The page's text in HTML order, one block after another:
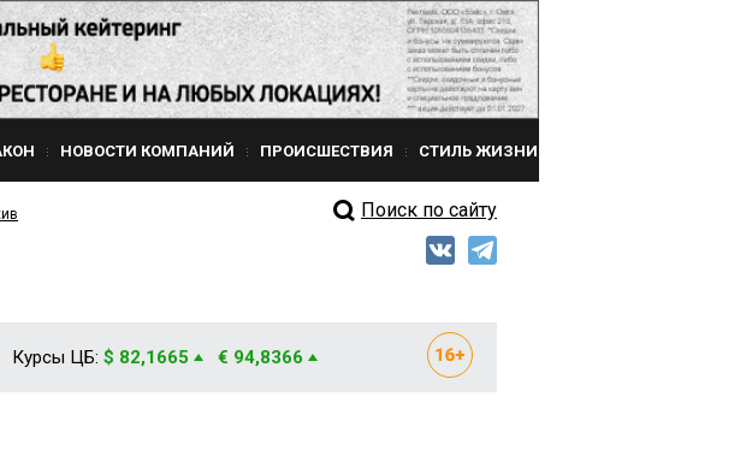
НОВОСТИ КОМПАНИЙ ПРОИСШЕСТВИЯ СТИЛЬ ЖИЗНИ
Поиск по сайту
Курсы ЦБ: $ 82,1665 € 94,8366